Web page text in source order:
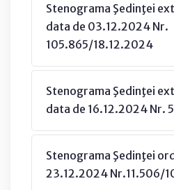
Stenograma Şedinţei
data de 03.12.2024 Nr.
105.865/18.12.2024
Stenograma Şedinţei
data de 16.12.2024 Nr.
Stenograma Şedinţei
23.12.2024 Nr.11.506/